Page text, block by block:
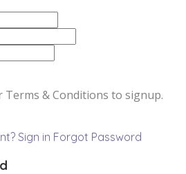
Terms & Conditions to signup.
Sign in Forgot Password